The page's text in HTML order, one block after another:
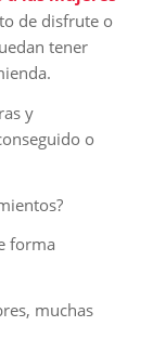
de disfrute o
tener
y
o
forma
muchas